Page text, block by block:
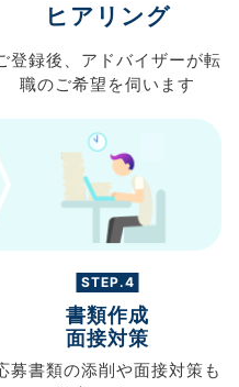
ヒアリング
登録後、 アドバイザーが転
職のご希望を伺います
STEP.4
書類作成
面接対策
募書類の添削や面接対策も